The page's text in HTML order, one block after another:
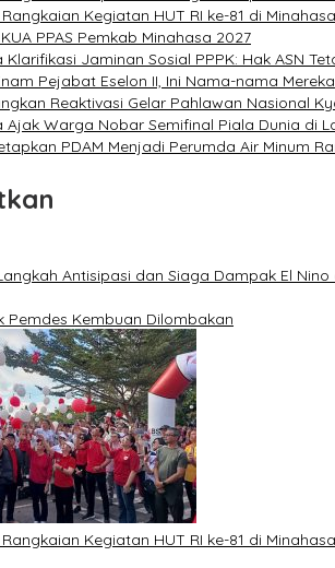
Kegiatan HUT RI ke-81 di Minahasa
PPAS Pemkab Minahasa 2027
Klarifikasi Jaminan Sosial PPPK: Hak ASN
Pejabat Eselon II, Ini Nama-nama Mereka
Reaktivasi Gelar Pahlawan Nasional
Ajak Warga Nobar Semifinal Piala Dunia di
PDAM Menjadi Perumda Air Minum
Antisipasi dan Siaga Dampak El Nino
Pemdes Kembuan Dilombakan
Kegiatan HUT RI ke-81 di Minahasa